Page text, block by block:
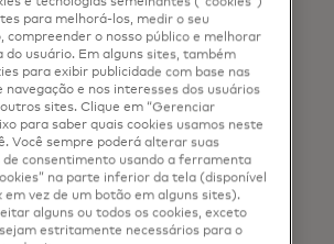
fidelizarem
receitas, precisam
conteúdo único e relevante
de forma
para melhorá-los, medir o seu
compreender o nosso público e melhorar
do usuário. Em alguns sites, também
para exibir publicidade com base nas
navegação e nos interesses dos usuários
sites. Clique em “Gerenciar
para saber quais cookies usamos neste
Você sempre poderá alterar suas
de consentimento usando a ferramenta
na parte inferior da tela (disponível
em vez de um botão em alguns sites).
alguns ou todos os cookies, exceto
estritamente necessários para o